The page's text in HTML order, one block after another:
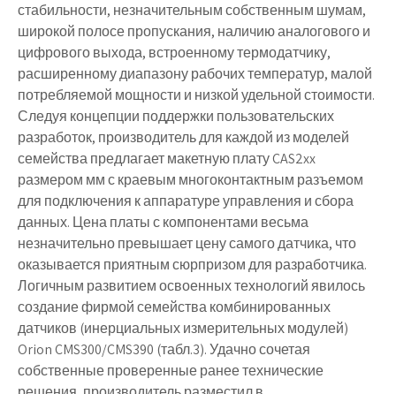
стабильности, незначительным собственным шумам,
широкой полосе пропускания, наличию аналогового и
цифрового выхода, встроенному термодатчику,
расширенному диапазону рабочих температур, малой
потребляемой мощности и низкой удельной стоимости.
Следуя концепции поддержки пользовательских
разработок, производитель для каждой из моделей
семейства предлагает макетную плату CAS2xx
размером мм с краевым многоконтактным разъемом
для подключения к аппаратуре управления и сбора
данных. Цена платы с компонентами весьма
незначительно превышает цену самого датчика, что
оказывается приятным сюрпризом для разработчика.
Логичным развитием освоенных технологий явилось
создание фирмой семейства комбинированных
датчиков (инерциальных измерительных модулей)
Orion CMS300/CMS390 (табл.3). Удачно сочетая
собственные проверенные ранее технические